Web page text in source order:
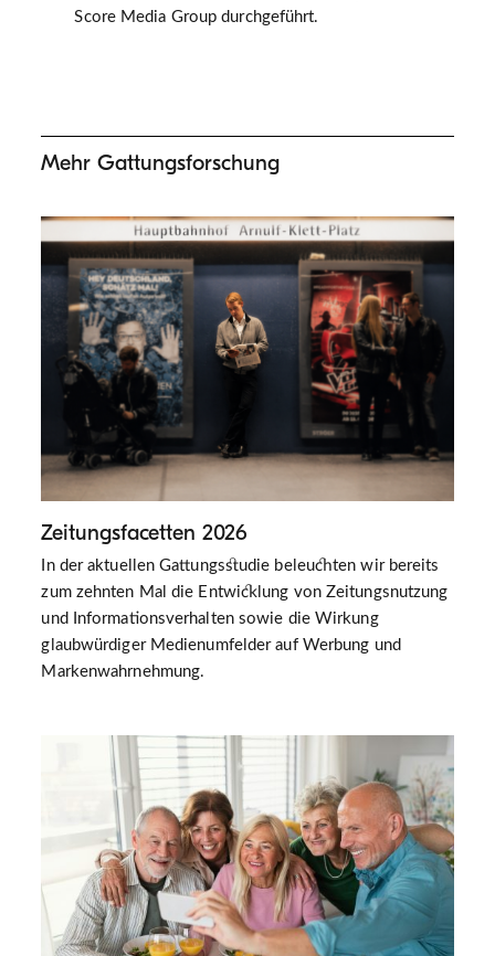
Score Media Group durchgeführt.
Mehr Gattungsforschung
Zeitungsfacetten 2026
In der aktuellen Gattungsstudie beleuchten wir bereits
zum zehnten Mal die Entwicklung von Zeitungsnutzung
und Informationsverhalten sowie die Wirkung
glaubwürdiger Medienumfelder auf Werbung und
Markenwahrnehmung.